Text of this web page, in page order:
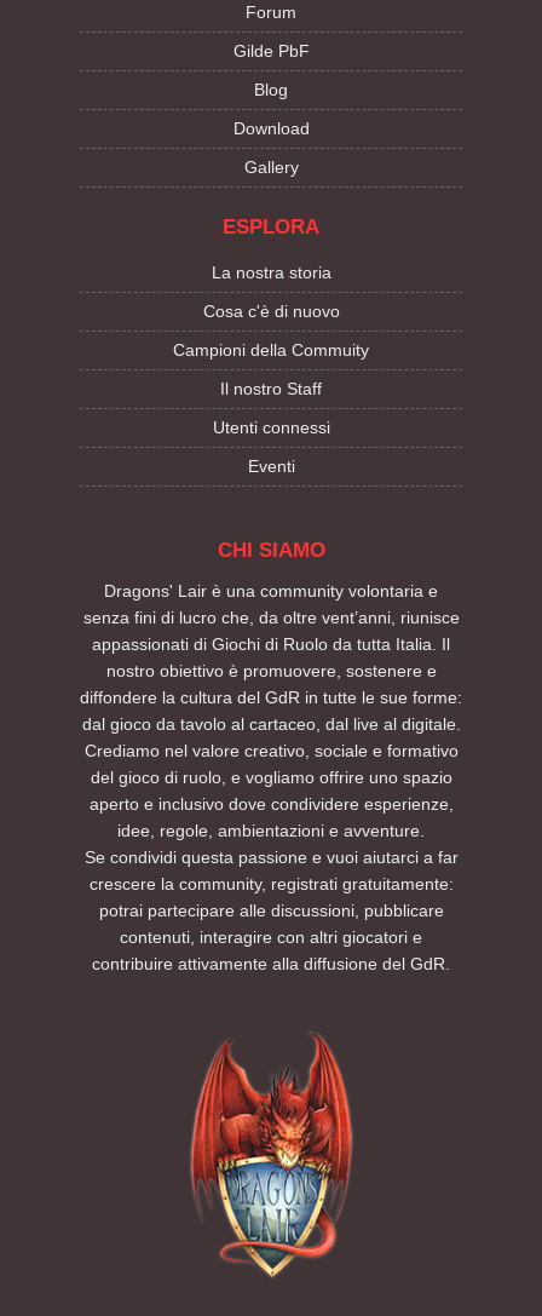
Forum
Gilde PbF
Blog
Download
Gallery
ESPLORA
La nostra storia
Cosa c'è di nuovo
Campioni della Commuity
Il nostro Staff
Utenti connessi
Eventi
CHI SIAMO
Dragons' Lair è una community volontaria e
senza fini di lucro che, da oltre vent’anni, riunisce
appassionati di Giochi di Ruolo da tutta Italia. Il
nostro obiettivo è promuovere, sostenere e
diffondere la cultura del GdR in tutte le sue forme:
dal gioco da tavolo al cartaceo, dal live al digitale.
Crediamo nel valore creativo, sociale e formativo
del gioco di ruolo, e vogliamo offrire uno spazio
aperto e inclusivo dove condividere esperienze,
idee, regole, ambientazioni e avventure.
Se condividi questa passione e vuoi aiutarci a far
crescere la community, registrati gratuitamente:
potrai partecipare alle discussioni, pubblicare
contenuti, interagire con altri giocatori e
contribuire attivamente alla diffusione del GdR.